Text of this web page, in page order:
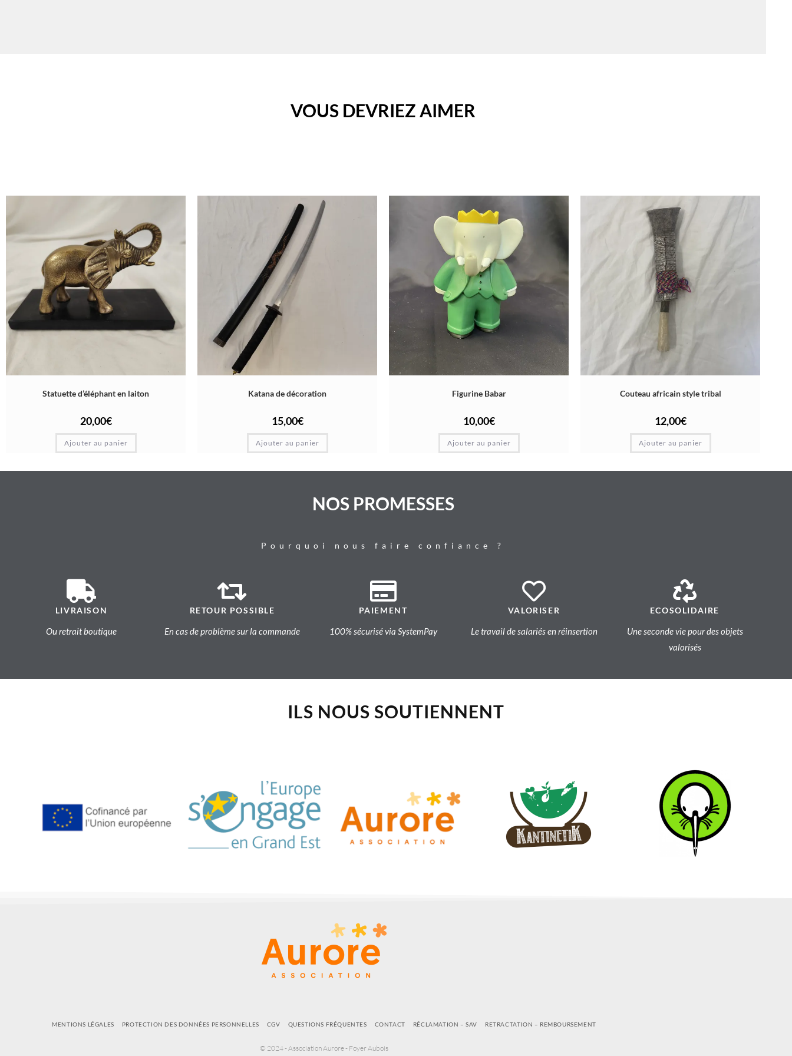
VOUS DEVRIEZ AIMER
Statuette d’éléphant en laiton
20,00€
Ajouter au panier
Katana de décoration
15,00€
Ajouter au panier
Figurine Babar
10,00€
Ajouter au panier
Couteau africain style tribal
12,00€
Ajouter au panier
NOS PROMESSES
Pourquoi nous faire confiance ?
LIVRAISON
Ou retrait boutique
RETOUR POSSIBLE
En cas de problème sur la commande
PAIEMENT
100% sécurisé via SystemPay
VALORISER
Le travail de salariés en réinsertion
ECOSOLIDAIRE
Une seconde vie pour des objets
valorisés
ILS NOUS SOUTIENNENT
MENTIONS LÉGALES PROTECTION DES DONNÉES PERSONNELLES CGV QUESTIONS FRÉQUENTES CONTACT RÉCLAMATION – SAV RETRACTATION – REMBOURSEMENT
© 2024 - Association Aurore - Foyer Aubois